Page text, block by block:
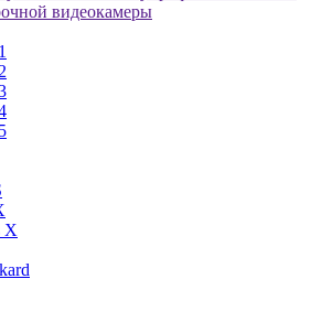
видеокамеры
X